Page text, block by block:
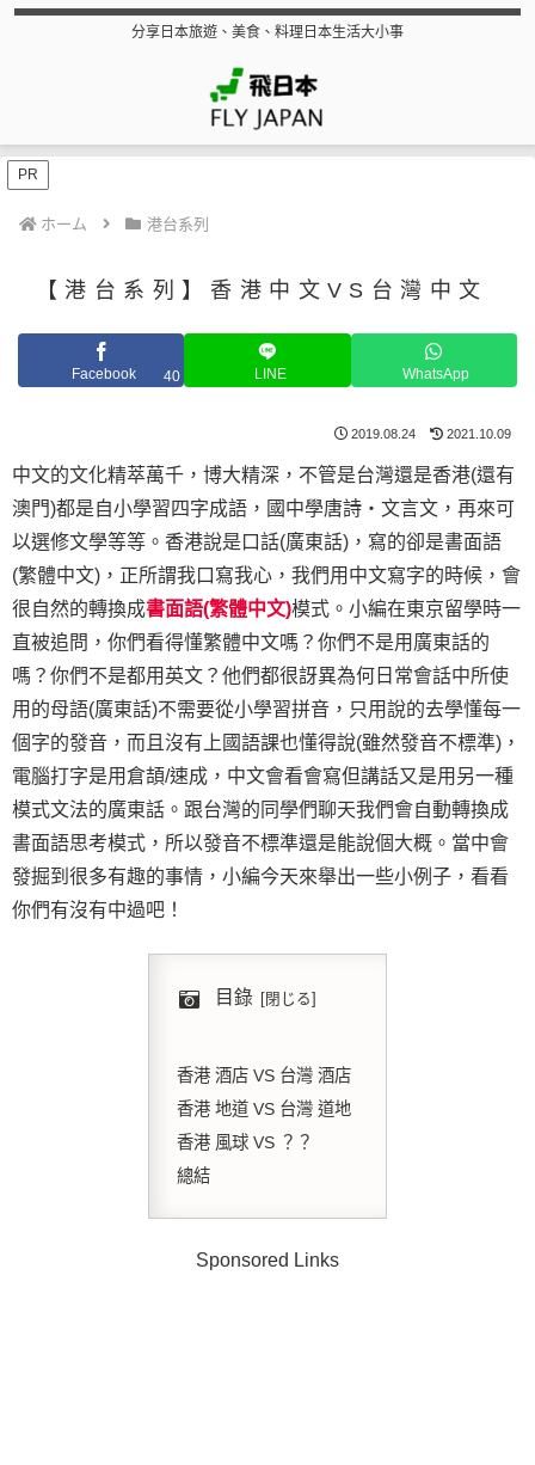
分享日本旅遊、美食、料理日本生活大小事
PR
ホーム 港台系列
【港台系列】香港中文VS台灣中文
Facebook 40 LINE WhatsApp
2019.08.24 2021.10.09
中文的文化精萃萬千，博大精深，不管是台灣還是香港(還有
澳門)都是自小學習四字成語，國中學唐詩・文言文，再來可
以選修文學等等。香港說是口話(廣東話)，寫的卻是書面語
(繁體中文)，正所謂我口寫我心，我們用中文寫字的時候，會
很自然的轉換成書面語(繁體中文)模式。小編在東京留學時一
直被追問，你們看得懂繁體中文嗎？你們不是用廣東話的
嗎？你們不是都用英文？他們都很訝異為何日常會話中所使
用的母語(廣東話)不需要從小學習拼音，只用說的去學懂每一
個字的發音，而且沒有上國語課也懂得說(雖然發音不標準)，
電腦打字是用倉頡/速成，中文會看會寫但講話又是用另一種
模式文法的廣東話。跟台灣的同學們聊天我們會自動轉換成
書面語思考模式，所以發音不標準還是能說個大概。當中會
發掘到很多有趣的事情，小編今天來舉出一些小例子，看看
你們有沒有中過吧！
目錄
香港 酒店 VS 台灣 酒店
香港 地道 VS 台灣 道地
香港 風球 VS ？？
總結
Sponsored Links